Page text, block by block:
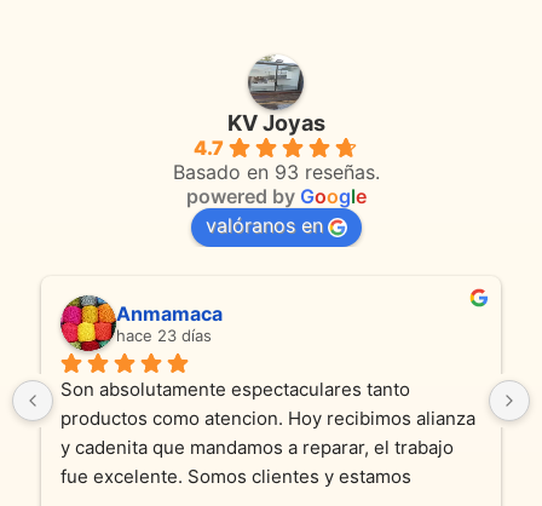
KV Joyas
4.7
Basado en 93 reseñas.
powered by Google
valóranos en
Anmamaca
hace 23 días
Son absolutamente espectaculares tanto
productos como atencion. Hoy recibimos alianza
y cadenita que mandamos a reparar, el trabajo
fue excelente. Somos clientes y estamos